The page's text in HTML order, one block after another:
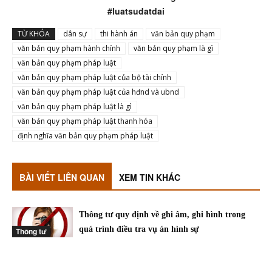
#luatsudatdai
TỪ KHÓA dân sự thi hành án
văn bản quy phạm
văn bản quy phạm hành chính
văn bản quy phạm là gì
văn bản quy phạm pháp luật
văn bản quy phạm pháp luật của bộ tài chính
văn bản quy phạm pháp luật của hđnd và ubnd
văn bản quy phạm pháp luật là gì
văn bản quy phạm pháp luật thanh hóa
định nghĩa văn bản quy phạm pháp luật
BÀI VIẾT LIÊN QUAN XEM TIN KHÁC
Thông tư
Thông tư quy định về ghi âm, ghi hình trong
quá trình điều tra vụ án hình sự